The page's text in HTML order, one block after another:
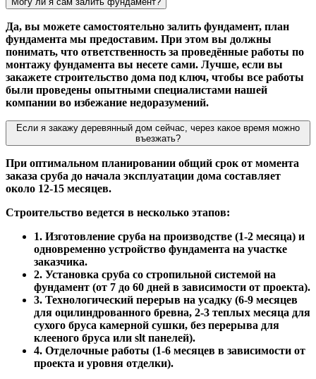
Да, вы можете самостоятельно залить фундамент, план
фундамента мы предоставим. При этом вы должны
понимать, что ответственность за проведённые работы по
монтажу фундамента вы несете сами. Лучше, если вы
закажете строительство дома под ключ, чтобы все работы
были проведены опытными специалистами нашей
компании во избежание недоразумений.
Если я закажу деревянный дом сейчас, через какое время можно
въезжать?
При оптимальном планировании общий срок от момента
заказа сруба до начала эксплуатации дома составляет
около 12-15 месяцев.
Строительство ведется в несколько этапов:
1. Изготовление сруба на производстве (1-2 месяца) и
одновременно устройство фундамента на участке
заказчика.
2. Установка сруба со стропильной системой на
фундамент (от 7 до 60 дней в зависимости от проекта).
3. Технологический перерыв на усадку (6-9 месяцев
для оцилиндрованного бревна, 2-3 теплых месяца для
сухого бруса камерной сушки, без перерыва для
клееного бруса или slt панелей).
4. Отделочные работы (1-6 месяцев в зависимости от
проекта и уровня отделки).